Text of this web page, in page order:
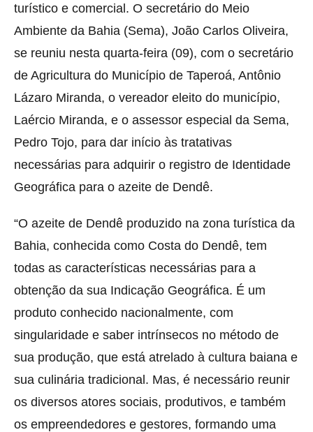
turístico e comercial. O secretário do Meio
Ambiente da Bahia (Sema), João Carlos Oliveira,
se reuniu nesta quarta-feira (09), com o secretário
de Agricultura do Município de Taperoá, Antônio
Lázaro Miranda, o vereador eleito do município,
Laércio Miranda, e o assessor especial da Sema,
Pedro Tojo, para dar início às tratativas
necessárias para adquirir o registro de Identidade
Geográfica para o azeite de Dendê.
“O azeite de Dendê produzido na zona turística da
Bahia, conhecida como Costa do Dendê, tem
todas as características necessárias para a
obtenção da sua Indicação Geográfica. É um
produto conhecido nacionalmente, com
singularidade e saber intrínsecos no método de
sua produção, que está atrelado à cultura baiana e
sua culinária tradicional. Mas, é necessário reunir
os diversos atores sociais, produtivos, e também
os empreendedores e gestores, formando uma